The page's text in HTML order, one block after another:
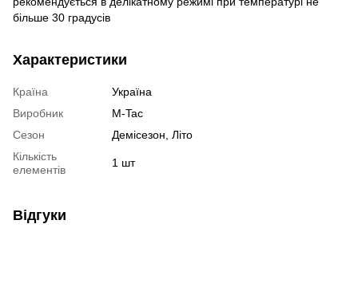
більше 30 градусів
Характеристики
Країна
Україна
Виробник
M-Tac
Сезон
Демісезон, Літо
Кількість
елементів
1 шт
Відгуки